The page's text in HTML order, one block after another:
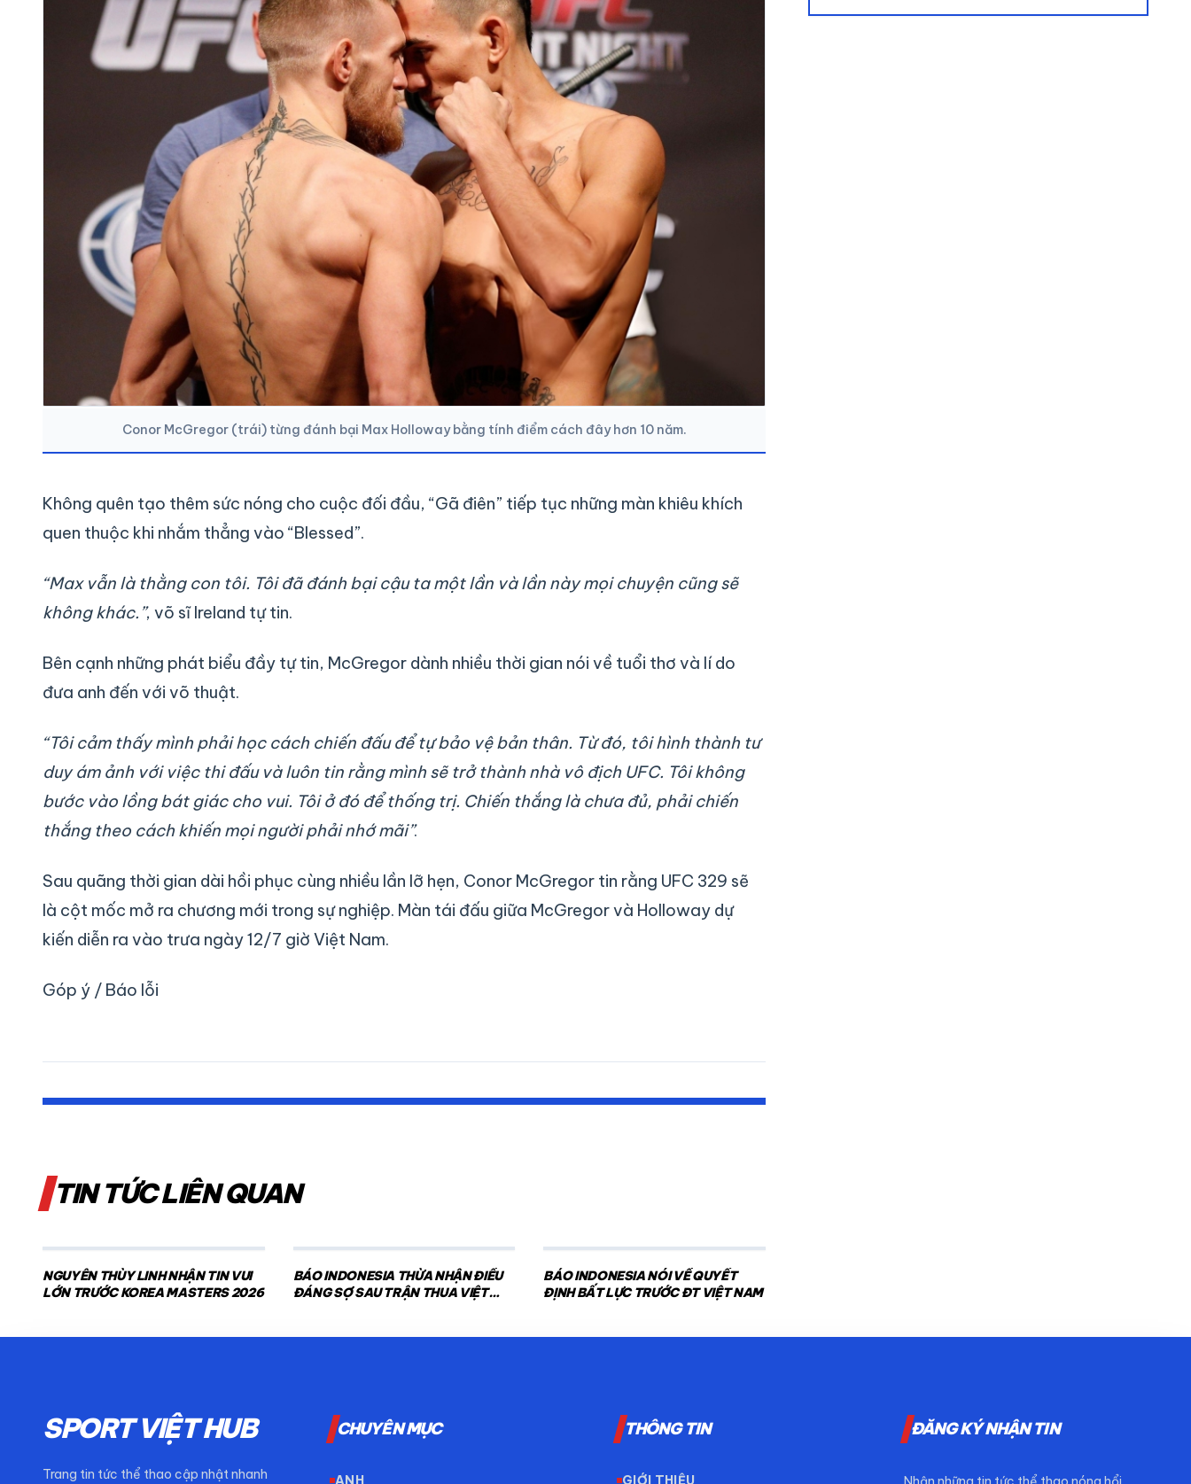
Conor McGregor (trái) từng đánh bại Max Holloway bằng tính điểm cách đây hơn 10 năm.
Không quên tạo thêm sức nóng cho cuộc đối đầu, “Gã điên” tiếp tục những màn khiêu khích
quen thuộc khi nhắm thẳng vào “Blessed”.
“Max vẫn là thằng con tôi. Tôi đã đánh bại cậu ta một lần và lần này mọi chuyện cũng sẽ
không khác.”, võ sĩ Ireland tự tin.
Bên cạnh những phát biểu đầy tự tin, McGregor dành nhiều thời gian nói về tuổi thơ và lí do
đưa anh đến với võ thuật.
“Tôi cảm thấy mình phải học cách chiến đấu để tự bảo vệ bản thân. Từ đó, tôi hình thành tư
duy ám ảnh với việc thi đấu và luôn tin rằng mình sẽ trở thành nhà vô địch UFC. Tôi không
bước vào lồng bát giác cho vui. Tôi ở đó để thống trị. Chiến thắng là chưa đủ, phải chiến
thắng theo cách khiến mọi người phải nhớ mãi”.
Sau quãng thời gian dài hồi phục cùng nhiều lần lỡ hẹn, Conor McGregor tin rằng UFC 329 sẽ
là cột mốc mở ra chương mới trong sự nghiệp. Màn tái đấu giữa McGregor và Holloway dự
kiến diễn ra vào trưa ngày 12/7 giờ Việt Nam.
Góp ý / Báo lỗi
TIN TỨC LIÊN QUAN
NGUYỄN THÙY LINH NHẬN TIN VUI
LỚN TRƯỚC KOREA MASTERS 2026
BÁO INDONESIA THỪA NHẬN ĐIỀU
ĐÁNG SỢ SAU TRẬN THUA VIỆT
BÁO INDONESIA NÓI VỀ QUYẾT
ĐỊNH BẤT LỰC TRƯỚC ĐT VIỆT NAM
SPORT VIỆT HUB
Trang tin tức thể thao cập nhật nhanh
CHUYÊN MỤC
ANH
THÔNG TIN
GIỚI THIỆU
ĐĂNG KÝ NHẬN TIN